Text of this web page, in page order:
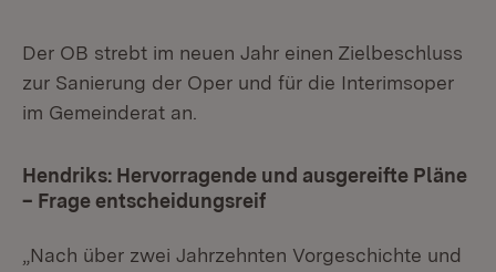
Der OB strebt im neuen Jahr einen Zielbeschluss
zur Sanierung der Oper und für die Interimsoper
im Gemeinderat an.
Hendriks: Hervorragende und ausgereifte Pläne
– Frage entscheidungsreif
„Nach über zwei Jahrzehnten Vorgeschichte und